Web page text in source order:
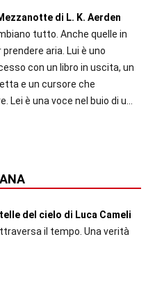
di L. K. Aerden
tutto. Anche quelle in
aria. Lui è uno
con un libro in uscita, un
e un cursore che
Lei è una voce nel buio di u...
del cielo di Luca Cameli
il tempo. Una verità